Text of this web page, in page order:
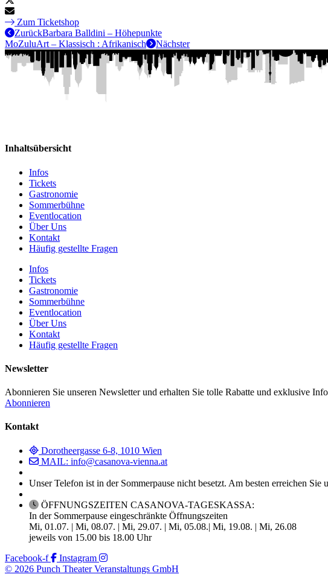
Zum Ticketshop
ZurückBarbara Balldini – Höhepunkte
MoZuluArt – Klassisch : Afrikanisch
Nächster
Inhaltsübersicht
Infos
Tickets
Gastronomie
Sommerbühne
Eventlocation
Über Uns
Kontakt
Häufig gestellte Fragen
Infos
Tickets
Gastronomie
Sommerbühne
Eventlocation
Über Uns
Kontakt
Häufig gestellte Fragen
Newsletter
Abonnieren Sie unseren Newsletter und erhalten Sie tolle Rabatte und exklusive
Abonnieren
Kontakt
Dorotheergasse 6-8, 1010 Wien
MAIL: info@casanova-vienna.at
Unser Telefon ist in der Sommerpause nicht besetzt. Am besten erreichen
ÖFFNUNGSZEITEN CASANOVA-TAGESKASSA:
In der Sommerpause eingeschränkte Öffnungszeiten
Mi, 01.07. | Mi, 08.07. | Mi, 29.07. | Mi, 05.08.| Mi, 19.08. | Mi, 26.08
jeweils von 15.00 bis 18.00 Uhr
Facebook-f
Instagram
© 2026 Punch Theater Veranstaltungs GmbH